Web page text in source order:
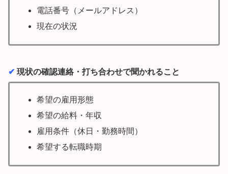
電話番号（メールアドレス）
現在の状況
✔︎ 現状の確認連絡・打ち合わせで聞かれること
希望の雇用形態
希望の給料・年収
雇用条件（休日・勤務時間）
希望する転職時期